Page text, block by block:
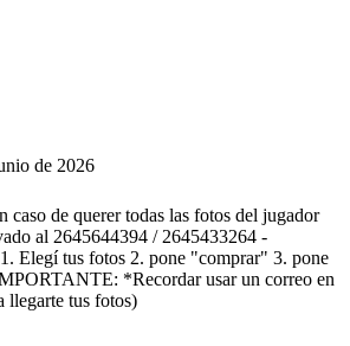
de 2026
caso de querer todas las fotos del jugador
al 2645644394 / 2645433264 -
Elegí tus fotos 2. pone "comprar" 3. pone
*Recordar usar un correo en
llegarte tus fotos)